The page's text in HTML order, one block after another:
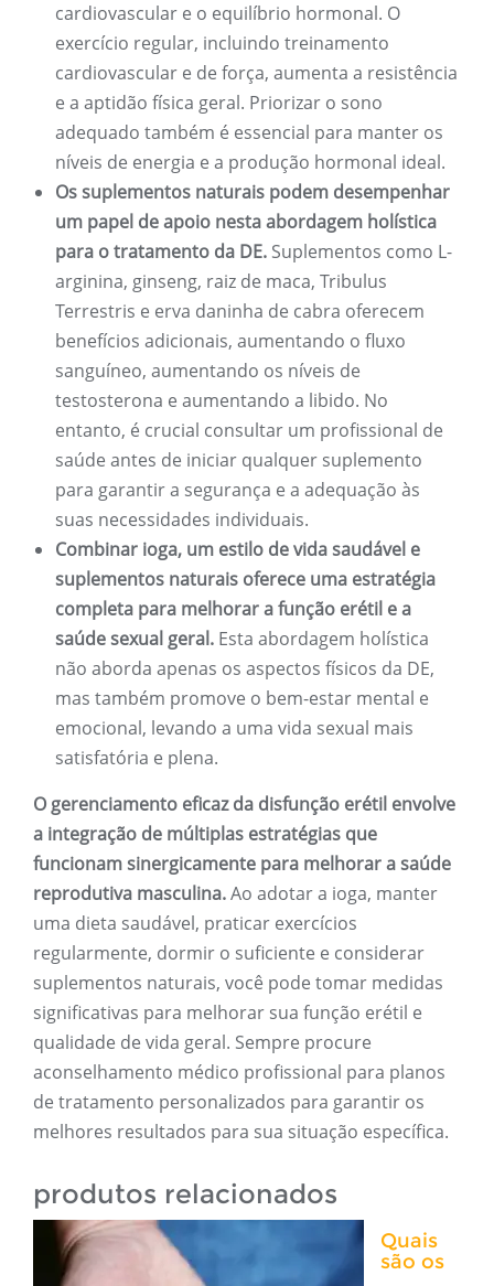
cardiovascular e o equilíbrio hormonal. O
exercício regular, incluindo treinamento
cardiovascular e de força, aumenta a resistência
e a aptidão física geral. Priorizar o sono
adequado também é essencial para manter os
níveis de energia e a produção hormonal ideal.
Os suplementos naturais podem desempenhar
um papel de apoio nesta abordagem holística
para o tratamento da DE. Suplementos como L-
arginina, ginseng, raiz de maca, Tribulus
Terrestris e erva daninha de cabra oferecem
benefícios adicionais, aumentando o fluxo
sanguíneo, aumentando os níveis de
testosterona e aumentando a libido. No
entanto, é crucial consultar um profissional de
saúde antes de iniciar qualquer suplemento
para garantir a segurança e a adequação às
suas necessidades individuais.
Combinar ioga, um estilo de vida saudável e
suplementos naturais oferece uma estratégia
completa para melhorar a função erétil e a
saúde sexual geral. Esta abordagem holística
não aborda apenas os aspectos físicos da DE,
mas também promove o bem-estar mental e
emocional, levando a uma vida sexual mais
satisfatória e plena.
O gerenciamento eficaz da disfunção erétil envolve
a integração de múltiplas estratégias que
funcionam sinergicamente para melhorar a saúde
reprodutiva masculina.Ao adotar a ioga, manter
uma dieta saudável, praticar exercícios
regularmente, dormir o suficiente e considerar
suplementos naturais, você pode tomar medidas
significativas para melhorar sua função erétil e
qualidade de vida geral. Sempre procure
aconselhamento médico profissional para planos
de tratamento personalizados para garantir os
melhores resultados para sua situação específica.
produtos relacionados
Quais
são os